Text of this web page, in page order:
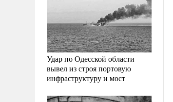
Удар по Одесской области
вывел из строя портовую
инфраструктуру и мост